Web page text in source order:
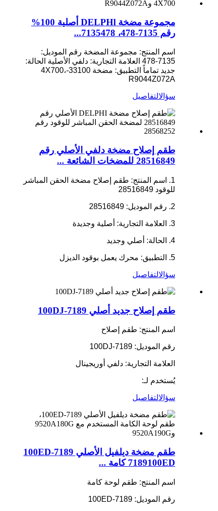
مجموعة مضخة DELPHl أصلية 100%
رقم 7135-478، 7135478...
اسم المنتج: مجموعة المضخة رقم الموديل:
7135-478
العلامة التجارية: دلفي الأصلية الحالة:
جديد تماماً
التطبيق: مضخة 33100-4X700،
R9044Z072A
سؤالالتفاصيل
طقم إصلاح مضخة دلفي الأصلي رقم
28516849 للمضخات الشائعة ...
1. اسم المنتج: طقم إصلاح مضخة الحقن المباشر
للوقود 28516849
2. رقم الموديل: 28516849
3. العلامة التجارية: أصلية وجديدة
4. الحالة: أصلي وجديد
5. التطبيق: محرك يعمل بوقود الديزل
سؤالالتفاصيل
طقم إصلاح جديد أصلي 7189-100DJ
اسم المنتج: طقم إصلاح
رقم الموديل: 7189-100DJ
العلامة التجارية: دلفي أوريجينال
يُستخدم لـ:
سؤالالتفاصيل
طقم مضخة ديلفيل الأصلي 7189-100ED
7189100ED كامة ...
اسم المنتج: طقم لوحة كامة
رقم الموديل: 7189-100ED